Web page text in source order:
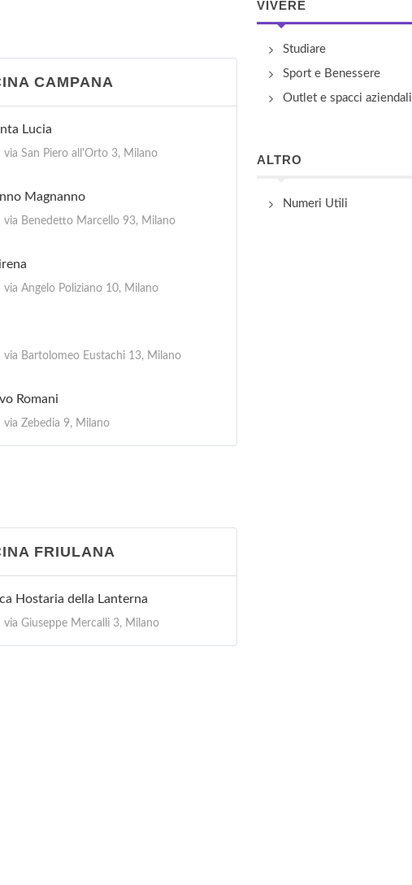
CAMPANA
Lucia
via San Piero all'Orto 3, Milano
Magnanno
via Benedetto Marcello 93, Milano
via Angelo Poliziano 10, Milano
via Bartolomeo Eustachi 13, Milano
Romani
via Zebedia 9, Milano
FRIULANA
Hostaria della Lanterna
via Giuseppe Mercalli 3, Milano
VIVERE
Studiare
Sport e Benessere
Outlet e spacci aziendali
ALTRO
Numeri Utili